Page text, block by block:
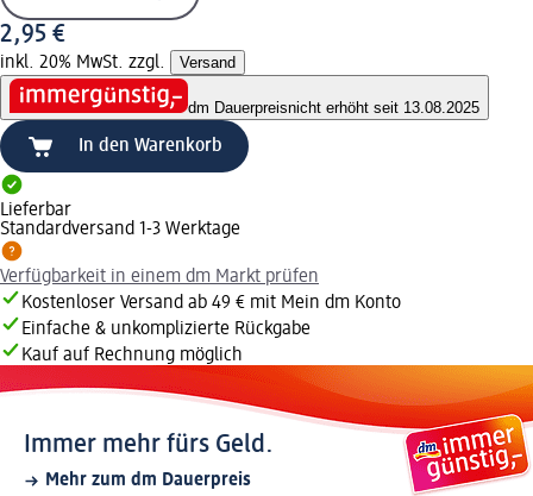
2,95 €
inkl. 20% MwSt. zzgl. Versand
dm Dauerpreisnicht erhöht seit 13.08.2025
In den Warenkorb
Lieferbar
Standardversand 1-3 Werktage
Verfügbarkeit in einem dm Markt prüfen
Kostenloser Versand ab 49 € mit Mein dm Konto
Einfache & unkomplizierte Rückgabe
Kauf auf Rechnung möglich
Immer mehr fürs Geld.
Mehr zum dm Dauerpreis